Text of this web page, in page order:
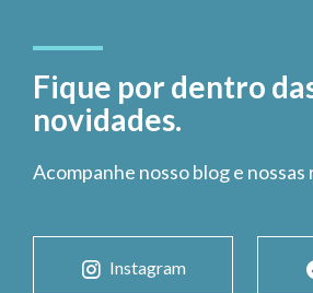
Fique por dentro
novidades.
Acompanhe nosso blog e nossas
Instagram